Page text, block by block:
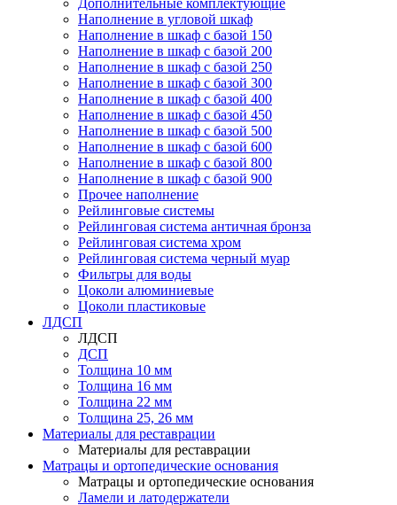
Дополнительные комплектующие
Наполнение в угловой шкаф
Наполнение в шкаф с базой 150
Наполнение в шкаф с базой 200
Наполнение в шкаф с базой 250
Наполнение в шкаф с базой 300
Наполнение в шкаф с базой 400
Наполнение в шкаф с базой 450
Наполнение в шкаф с базой 500
Наполнение в шкаф с базой 600
Наполнение в шкаф с базой 800
Наполнение в шкаф с базой 900
Прочее наполнение
Рейлинговые системы
Рейлинговая система античная бронза
Рейлинговая система хром
Рейлинговая система черный муар
Фильтры для воды
Цоколи алюминиевые
Цоколи пластиковые
ЛДСП
ЛДСП
ДСП
Толщина 10 мм
Толщина 16 мм
Толщина 22 мм
Толщина 25, 26 мм
Материалы для реставрации
Материалы для реставрации
Матрацы и ортопедические основания
Матрацы и ортопедические основания
Ламели и латодержатели